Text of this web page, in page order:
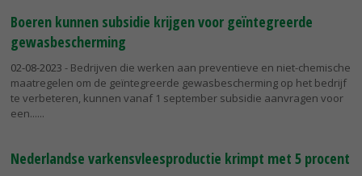
Boeren kunnen subsidie krijgen voor geïntegreerde
gewasbescherming
02-08-2023 - Bedrijven die werken aan preventieve en niet-chemische
maatregelen om de geïntegreerde gewasbescherming op het bedrijf
te verbeteren, kunnen vanaf 1 september subsidie aanvragen voor
een...
Nederlandse varkensvleesproductie krimpt met 5 procent